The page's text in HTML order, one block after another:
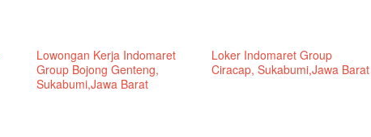
Lowongan Kerja Indomaret
Group Bojong Genteng,
Sukabumi,Jawa Barat
Loker Indomaret Group
Ciracap, Sukabumi,Jawa Barat